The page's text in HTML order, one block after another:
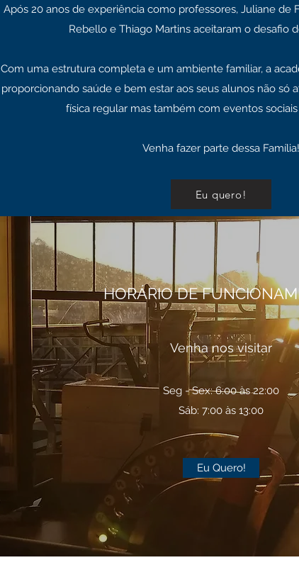
Após 20 anos de experiência como professores, Juliane de
Rebello e Thiago Martins aceitaram o desafio
Com uma estrutura completa e um ambiente familiar, a
proporcionando saúde e bem estar aos seus alunos não só
física regular mas também com eventos
Venha fazer parte dessa Família!
Eu quero!
HORÁRIO DE
Venha nos visitar
Seg - Sex: 6:00 às 22:00
Sáb: 7:00 às 13:00
Eu Quero!